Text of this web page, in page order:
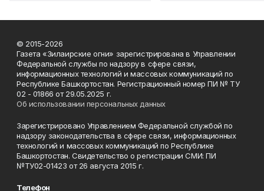
© 2015-2026
Газета «Зилаирские огни» зарегистрирована в Управлении
Федеральной службы по надзору в сфере связи,
информационных технологий и массовых коммуникаций по
Республике Башкортостан. Регистрационный номер ПИ № ТУ
02 - 01866 от 29.05.2025 г.
Об использовании персональных данных
Зарегистрировано Управлением Федеральной службой по
надзору законодательства в сфере связи, информационных
технологий и массовых коммуникаций по Республике
Башкортостан. Свидетельство о регистрации СМИ: ПИ
№ТУ02-01423 от 26 августа 2015 г.
Телефон